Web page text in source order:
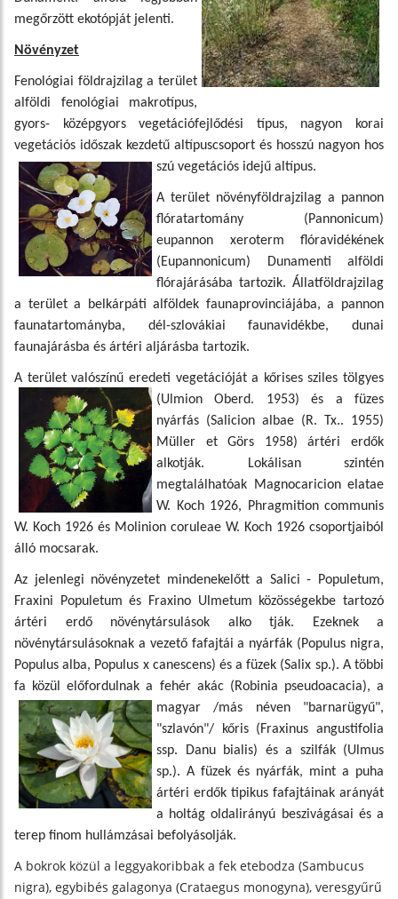
megőrzött ekotópját jelenti.
Növényzet
Fenológiai földrajzilag a terület
alföldi fenológiai makrotípus,
gyors- középgyors vegetációfejlődési típus, nagyon korai
vegetációs időszak kezdetű altípuscsoport és hosszú nagyon hos
szú vegetációs idejű altípus.
A terület növényföldrajzilag a pannon
flóratartomány (Pannonicum)
eupannon xeroterm flóravidékének
(Eupannonicum) Dunamenti alföldi
flórajárásába tartozik. Állatföldrajzilag
a terület a belkárpáti alföldek faunaprovinciájába, a pannon
faunatartományba, dél-szlovákiai faunavidékbe, dunai
faunajárásba és ártéri aljárásba tartozik.
A terület valószínű eredeti vegetációját a kőrises sziles tölgyes
(Ulmion Oberd. 1953) és a füzes
nyárfás (Salicion albae (R. Tx.. 1955)
Müller et Görs 1958) ártéri erdők
alkotják. Lokálisan szintén
megtalálhatóak Magnocaricion elatae
W. Koch 1926, Phragmition communis
W. Koch 1926 és Molinion coruleae W. Koch 1926 csoportjaiból
álló mocsarak.
Az jelenlegi növényzetet mindenekelőtt a Salici - Populetum,
Fraxini Populetum és Fraxino Ulmetum közösségekbe tartozó
ártéri erdő növénytársulások alko tják. Ezeknek a
növénytársulásoknak a vezető fafajtái a nyárfák (Populus nigra,
Populus alba, Populus x canescens) és a füzek (Salix sp.). A többi
fa közül előfordulnak a fehér akác (Robinia pseudoacacia), a
magyar /más néven "barnarügyű",
"szlavón"/ kőris (Fraxinus angustifolia
ssp. Danu bialis) és a szilfák (Ulmus
sp.). A füzek és nyárfák, mint a puha
ártéri erdők tipikus fafajtáinak arányát
a holtág oldalirányú beszivágásai és a
terep finom hullámzásai befolyásolják.
A bokrok közül a leggyakoribbak a fek etebodza (Sambucus
nigra), egybibés galagonya (Crataegus monogyna), veresgyűrű